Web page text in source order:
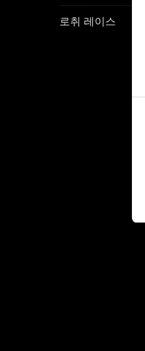
로취 레이스